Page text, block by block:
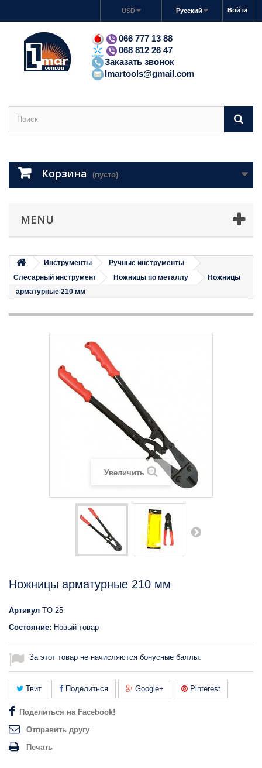
Войти
Русский
USD
066 777 13 88
068 812 26 47
Заказать звонок
lmartools@gmail.com
Корзина (пусто)
MENU
Инструменты
Ручные инструменты
Слесарный инструмент
Ножницы по металлу
Ножницы
арматурные 210 мм
Увеличить
Ножницы арматурные 210 мм
Артикул TO-25
Состояние: Новый товар
За этот товар не начисляются бонусные баллы.
Твит Поделиться Google+ Pinterest
Поделиться на Facebook!
Отправить другу
Печать